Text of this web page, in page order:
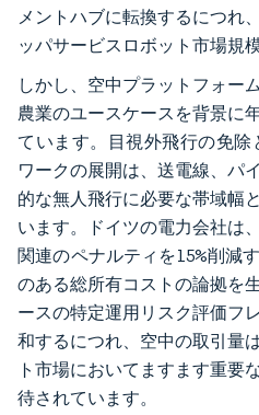
メントハブに転換するにつれ
ッパサービスロボット市場規
しかし、空中プラットフォー
農業のユースケースを背景に
ています。目視外飛行の免除
ワークの展開は、送電線、パ
的な無人飛行に必要な帯域幅
います。ドイツの電力会社は
関連のペナルティを15%削減
のある総所有コストの論拠を
ースの特定運用リスク評価フ
和するにつれ、空中の取引量
ト市場においてますます重要
待されています。